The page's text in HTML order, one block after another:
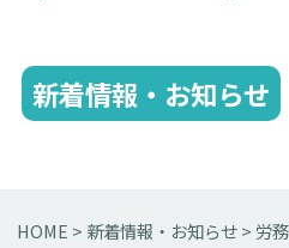
新着情報・お知らせ
HOME > 新着情報・お知らせ> 労